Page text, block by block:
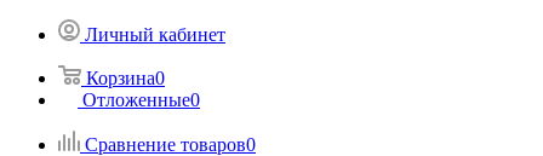
Личный кабинет
Корзина0
Отложенные0
Сравнение товаров0